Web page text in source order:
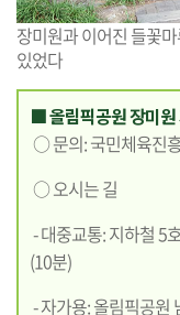
장미원과 이어진 들꽃
있었다
■ 올림픽공원 장미원
○ 문의: 국민체육진
○ 오시는 길
- 대중교통: 지하철 5
(10분)
- 자가용: 올림픽공원